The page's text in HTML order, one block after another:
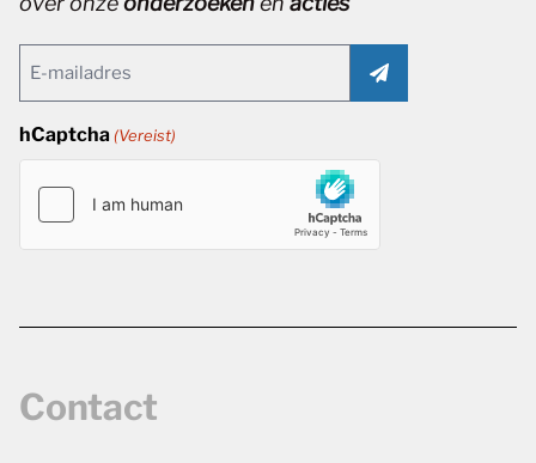
(Vereist)
hCaptcha (Vereist)
Contact